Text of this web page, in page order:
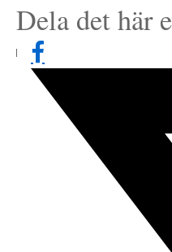
Dela det här